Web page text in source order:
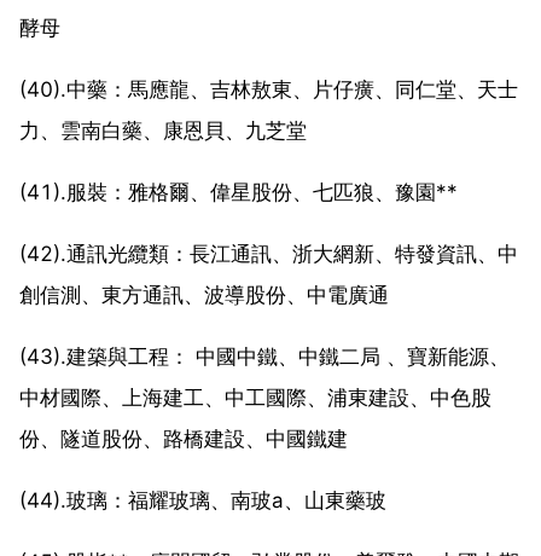
酵母
(40).中藥：馬應龍、吉林敖東、片仔癀、同仁堂、天士
力、雲南白藥、康恩貝、九芝堂
(41).服裝：雅格爾、偉星股份、七匹狼、豫園**
(42).通訊光纜類：長江通訊、浙大網新、特發資訊、中
創信測、東方通訊、波導股份、中電廣通
(43).建築與工程： 中國中鐵、中鐵二局 、寶新能源、
中材國際、上海建工、中工國際、浦東建設、中色股
份、隧道股份、路橋建設、中國鐵建
(44).玻璃：福耀玻璃、南玻a、山東藥玻